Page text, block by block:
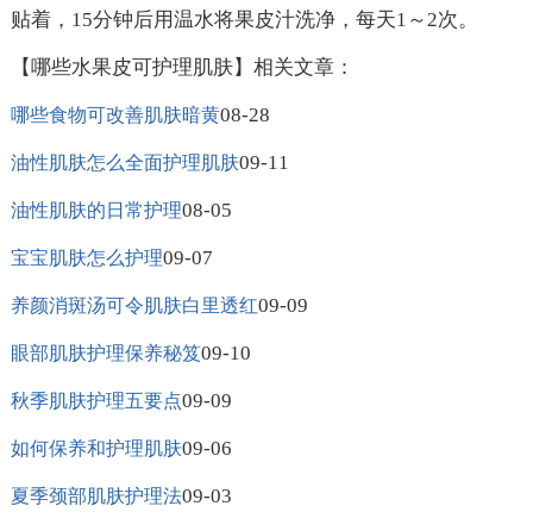
贴着，15分钟后用温水将果皮汁洗净，每天1～2次。
【哪些水果皮可护理肌肤】相关文章：
哪些食物可改善肌肤暗黄08-28
油性肌肤怎么全面护理肌肤09-11
油性肌肤的日常护理08-05
宝宝肌肤怎么护理09-07
养颜消斑汤可令肌肤白里透红09-09
眼部肌肤护理保养秘笈09-10
秋季肌肤护理五要点09-09
如何保养和护理肌肤09-06
夏季颈部肌肤护理法09-03